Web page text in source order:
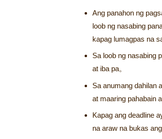
Ang panahon ng
loob ng nasabing
kapag lumagpas na
Sa loob ng nasabing
at iba pa。
Sa anumang dahilan
at maaring pahabain
Kapag ang deadline
na araw na bukas